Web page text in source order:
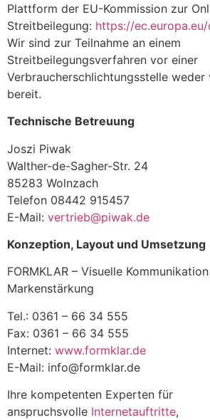
Plattform der EU-Kommission zur
Streitbeilegung: https://
Wir sind zur Teilnahme an einem
Streitbeilegungsverfahren vor einer
Verbraucherschlichtungsstelle
bereit.
Technische Betreuung
Joszi Piwak
Walther-de-Sagher-Str. 24
85283 Wolnzach
Telefon 08442 915457
E-Mail: vertrieb@piwak.de
Konzeption, Layout und Umsetzung
FORMKLAR – Visuelle
Markenstärkung
Tel.: 0361 – 66 34 555
Fax: 0361 – 66 34 555
Internet: www.formklar.de
E-Mail: info@formklar.de
Ihre kompetenten Experten für
anspruchsvolle Internetauftritte,